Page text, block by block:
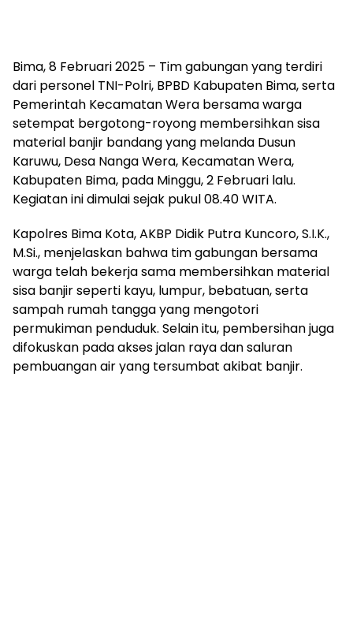
Bima, 8 Februari 2025 – Tim gabungan yang terdiri
dari personel TNI-Polri, BPBD Kabupaten Bima, serta
Pemerintah Kecamatan Wera bersama warga
setempat bergotong-royong membersihkan sisa
material banjir bandang yang melanda Dusun
Karuwu, Desa Nanga Wera, Kecamatan Wera,
Kabupaten Bima, pada Minggu, 2 Februari lalu.
Kegiatan ini dimulai sejak pukul 08.40 WITA.
Kapolres Bima Kota, AKBP Didik Putra Kuncoro, S.I.K.,
M.Si., menjelaskan bahwa tim gabungan bersama
warga telah bekerja sama membersihkan material
sisa banjir seperti kayu, lumpur, bebatuan, serta
sampah rumah tangga yang mengotori
permukiman penduduk. Selain itu, pembersihan juga
difokuskan pada akses jalan raya dan saluran
pembuangan air yang tersumbat akibat banjir.